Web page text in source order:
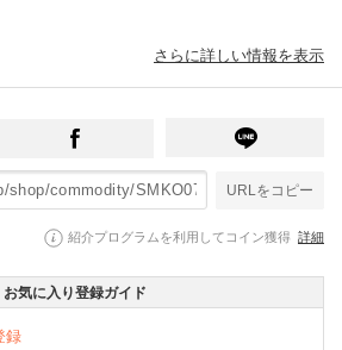
さらに詳しい情報を表示
URLをコピー
紹介プログラムを利用してコイン獲得 詳細
お気に入り登録ガイド
録